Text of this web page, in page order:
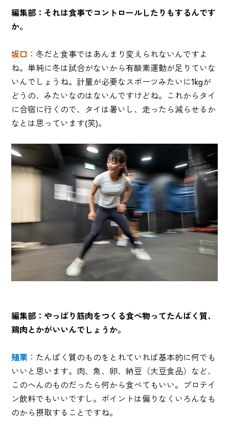
編集部：それは食事でコントロールしたりもするんです
か。
坂口 ：冬だと食事ではあんまり変えられないんですよ
ね。単純に冬は試合がないから有酸素運動が足りていな
いんでしょうね。計量が必要なスポーツみたいに1kgが
どうの、みたいなのはないんですけどね。これからタイ
に合宿に行くので、タイは暑いし、走ったら減らせるか
なとは思っています(笑)。
編集部：やっぱり筋肉をつくる食べ物ってたんぱく質、
鶏肉とかがいいんでしょうか。
殖栗 ：たんぱく質のものをとれていれば基本的に何でも
いいと思います。肉、魚、卵、納豆（大豆食品）など、
このへんのものだったら何から食べてもいい。プロテイ
ン飲料でもいいですし。ポイントは偏りなくいろんなも
のから摂取することですね。